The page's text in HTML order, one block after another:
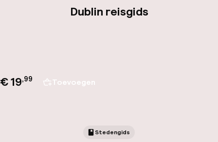
Dublin reisgids
€ 19,99 Toevoegen
Stedengids